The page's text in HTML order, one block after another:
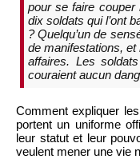
pour se faire
dix soldats qui l’ont
? Quelqu’un de
de manifestations,
affaires. Les
couraient aucun
Comment expliquer
portent un uniforme
leur statut et leur
veulent mener une vie